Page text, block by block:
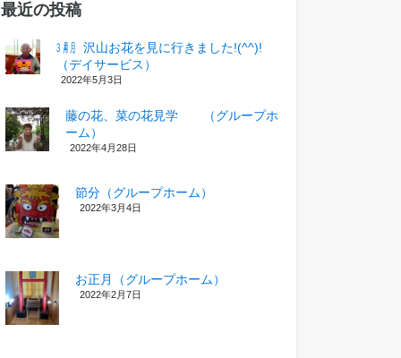
最近の投稿
㋂㋃、沢山お花を見に行きました!(^^)!
（デイサービス）
2022年5月3日
藤の花、菜の花見学 （グループホ
ーム）
2022年4月28日
節分（グループホーム）
2022年3月4日
お正月（グループホーム）
2022年2月7日